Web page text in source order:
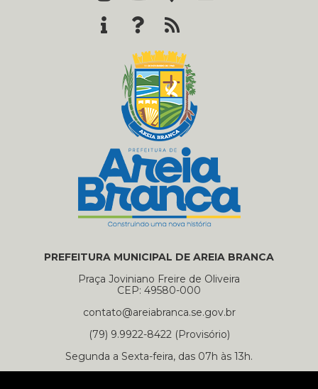
PREFEITURA MUNICIPAL DE AREIA BRANCA
Praça Joviniano Freire de Oliveira
CEP: 49580-000
contato@areiabranca.se.gov.br
(79) 9.9922-8422 (Provisório)
Segunda a Sexta-feira, das 07h às 13h.